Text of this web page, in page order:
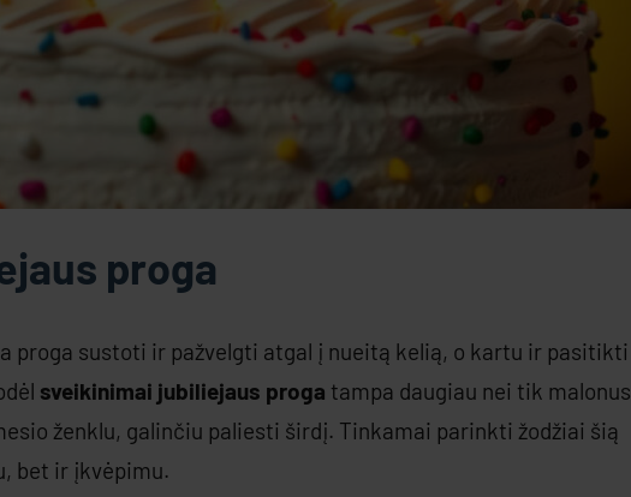
proga
proga sustoti ir pažvelgti atgal į nueitą kelią, o kartu ir pasitikti
sveikinimai jubiliejaus proga tampa daugiau nei tik malonus
ženklu, galinčiu paliesti širdį. Tinkamai parinkti žodžiai šią
bet ir įkvėpimu.